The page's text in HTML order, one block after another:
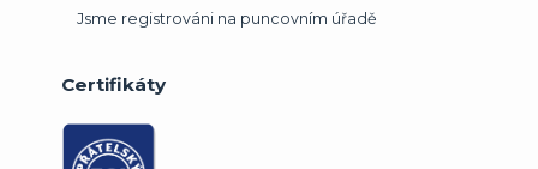
Jsme registrováni na puncovním úřadě
Certifikáty